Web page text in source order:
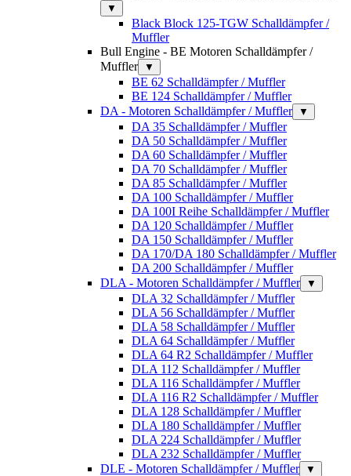
▼
Black Block 125-TGW Schalldämpfer /
Muffler
Bull Engine - BE Motoren Schalldämpfer /
Muffler
▼
BE 62 Schalldämpfer / Muffler
BE 124 Schalldämpfer / Muffler
DA - Motoren Schalldämpfer / Muffler
▼
DA 35 Schalldämpfer / Muffler
DA 50 Schalldämpfer / Muffler
DA 60 Schalldämpfer / Muffler
DA 70 Schalldämpfer / Muffler
DA 85 Schalldämpfer / Muffler
DA 100 Schalldämpfer / Muffler
DA 100I Reihe Schalldämpfer / Muffler
DA 120 Schalldämpfer / Muffler
DA 150 Schalldämpfer / Muffler
DA 170/DA 180 Schalldämpfer / Muffler
DA 200 Schalldämpfer / Muffler
DLA - Motoren Schalldämpfer / Muffler
▼
DLA 32 Schalldämpfer / Muffler
DLA 56 Schalldämpfer / Muffler
DLA 58 Schalldämpfer / Muffler
DLA 64 Schalldämpfer / Muffler
DLA 64 R2 Schalldämpfer / Muffler
DLA 112 Schalldämpfer / Muffler
DLA 116 Schalldämpfer / Muffler
DLA 116 R2 Schalldämpfer / Muffler
DLA 128 Schalldämpfer / Muffler
DLA 180 Schalldämpfer / Muffler
DLA 224 Schalldämpfer / Muffler
DLA 232 Schalldämpfer / Muffler
DLE - Motoren Schalldämpfer / Muffler
▼